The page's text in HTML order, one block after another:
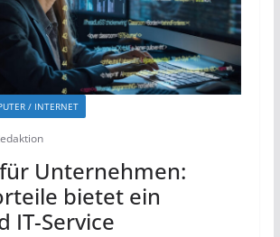
/ INTERNET
Unternehmen:
bietet ein
IT-Service